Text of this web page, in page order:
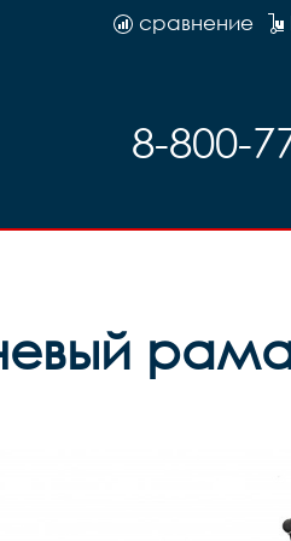
сравнение
8-800-